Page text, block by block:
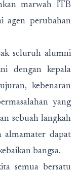
marwah ITB
agen perubahan
seluruh alumni
dengan kepala
kebenaran
yang
sebuah langkah
dapat
bangsa.
semua bersatu